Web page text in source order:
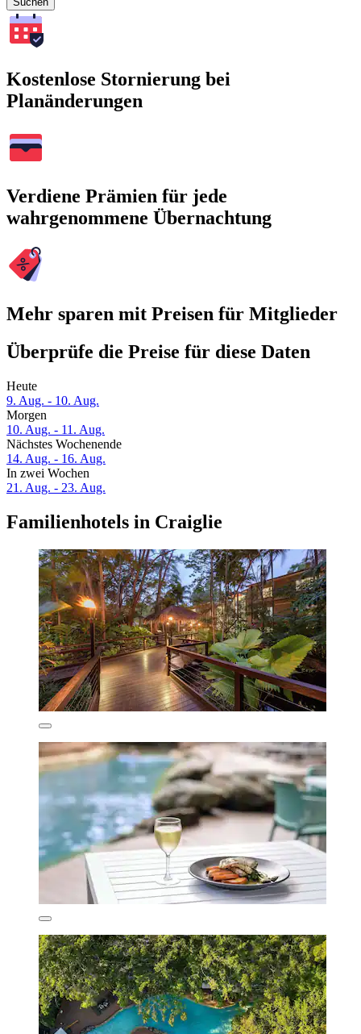
Kostenlose Stornierung bei
Planänderungen
Verdiene Prämien für jede
wahrgenommene Übernachtung
Mehr sparen mit Preisen für Mitglieder
Überprüfe die Preise für diese Daten
Heute
9. Aug. - 10. Aug.
Morgen
10. Aug. - 11. Aug.
Nächstes Wochenende
14. Aug. - 16. Aug.
In zwei Wochen
21. Aug. - 23. Aug.
Familienhotels in Craiglie